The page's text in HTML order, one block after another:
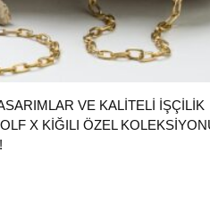
VE KALITELI İŞÇILIK
X KIĞILI ÖZEL